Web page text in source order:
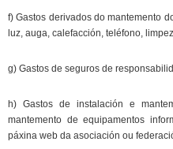
f) Gastos derivados do mantemento
luz, auga, calefacción, teléfono,
g) Gastos de seguros de
h) Gastos de instalación e
mantemento de equipamentos
páxina web da asociación ou